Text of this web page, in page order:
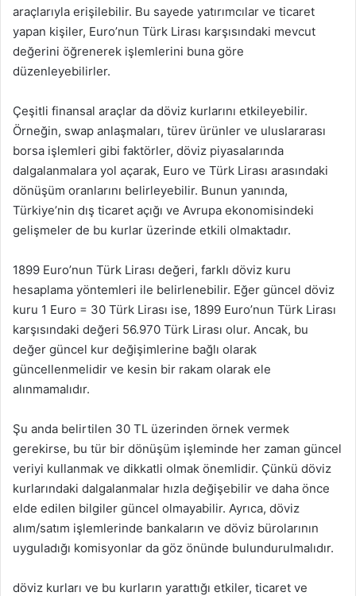
araçlarıyla erişilebilir. Bu sayede yatırımcılar ve ticaret
yapan kişiler, Euro’nun Türk Lirası karşısındaki mevcut
değerini öğrenerek işlemlerini buna göre
düzenleyebilirler.
Çeşitli finansal araçlar da döviz kurlarını etkileyebilir.
Örneğin, swap anlaşmaları, türev ürünler ve uluslararası
borsa işlemleri gibi faktörler, döviz piyasalarında
dalgalanmalara yol açarak, Euro ve Türk Lirası arasındaki
dönüşüm oranlarını belirleyebilir. Bunun yanında,
Türkiye’nin dış ticaret açığı ve Avrupa ekonomisindeki
gelişmeler de bu kurlar üzerinde etkili olmaktadır.
1899 Euro’nun Türk Lirası değeri, farklı döviz kuru
hesaplama yöntemleri ile belirlenebilir. Eğer güncel döviz
kuru 1 Euro = 30 Türk Lirası ise, 1899 Euro’nun Türk Lirası
karşısındaki değeri 56.970 Türk Lirası olur. Ancak, bu
değer güncel kur değişimlerine bağlı olarak
güncellenmelidir ve kesin bir rakam olarak ele
alınmamalıdır.
Şu anda belirtilen 30 TL üzerinden örnek vermek
gerekirse, bu tür bir dönüşüm işleminde her zaman güncel
veriyi kullanmak ve dikkatli olmak önemlidir. Çünkü döviz
kurlarındaki dalgalanmalar hızla değişebilir ve daha önce
elde edilen bilgiler güncel olmayabilir. Ayrıca, döviz
alım/satım işlemlerinde bankaların ve döviz bürolarının
uyguladığı komisyonlar da göz önünde bulundurulmalıdır.
döviz kurları ve bu kurların yarattığı etkiler, ticaret ve